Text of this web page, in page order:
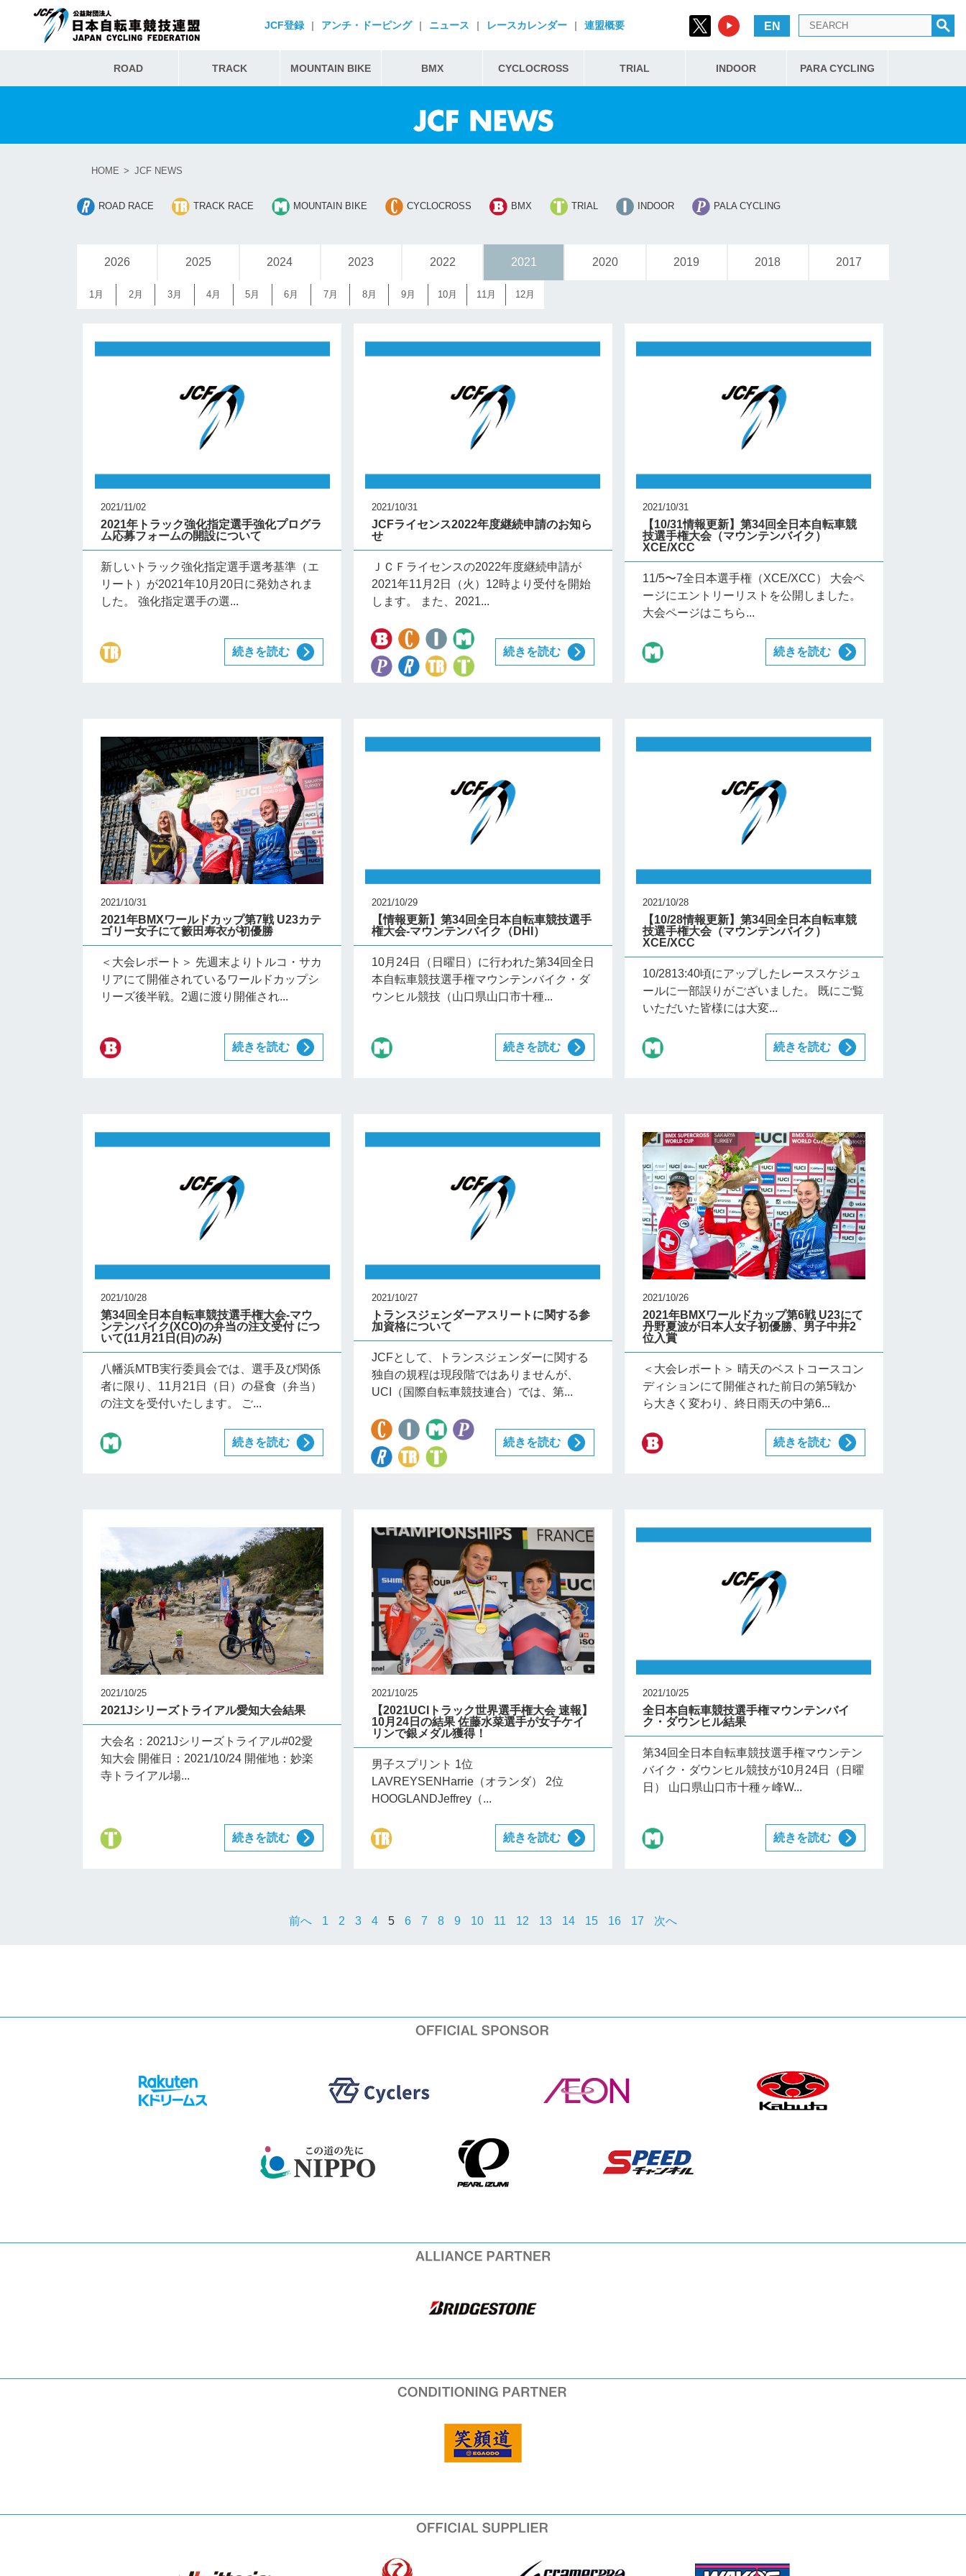
JCF登録 | アンチ・ドーピング | ニュース | レースカレンダー | 連盟概要 EN
ROAD TRACK MOUNTAIN BIKE BMX CYCLOCROSS TRIAL INDOOR PARA CYCLING
HOME JCF NEWS
ROAD RACE TRACK RACE MOUNTAIN BIKE CYCLOCROSS BMX TRIAL INDOOR PALA CYCLING
2026 2025 2024 2023 2022 2021 2020 2019 2018 2017
1月 2月 3月 4月 5月 6月 7月 8月 9月 10月 11月 12月
2021/11/02
2021年トラック強化指定選手強化プログラ
ム応募フォームの開設について
新しいトラック強化指定選手選考基準（エ
リート）が2021年10月20日に発効されま
した。 強化指定選手の選...
続きを読む
2021/10/31
JCFライセンス2022年度継続申請のお知ら
せ
ＪＣＦライセンスの2022年度継続申請が
2021年11月2日（火）12時より受付を開始
します。 また、2021...
続きを読む
2021/10/31
【10/31情報更新】第34回全日本自転車競
技選手権大会（マウンテンバイク）
XCE/XCC
11/5〜7全日本選手権（XCE/XCC） 大会ペ
ージにエントリーリストを公開しました。
大会ページはこちら...
続きを読む
2021/10/31
2021年BMXワールドカップ第7戦 U23カテ
ゴリー女子にて籔田寿衣が初優勝
＜大会レポート＞ 先週末よりトルコ・サカ
リアにて開催されているワールドカップシ
リーズ後半戦。2週に渡り開催され...
続きを読む
2021/10/29
【情報更新】第34回全日本自転車競技選手
権大会-マウンテンバイク（DHI）
10月24日（日曜日）に行われた第34回全日
本自転車競技選手権マウンテンバイク・ダ
ウンヒル競技（山口県山口市十種...
続きを読む
2021/10/28
【10/28情報更新】第34回全日本自転車競
技選手権大会（マウンテンバイク）
XCE/XCC
10/2813:40頃にアップしたレーススケジュ
ールに一部誤りがございました。 既にご覧
いただいた皆様には大変...
続きを読む
2021/10/28
第34回全日本自転車競技選手権大会-マウ
ンテンバイク(XCO)の弁当の注文受付 につ
いて(11月21日(日)のみ)
八幡浜MTB実行委員会では、選手及び関係
者に限り、11月21日（日）の昼食（弁当）
の注文を受付いたします。 ご...
続きを読む
2021/10/27
トランスジェンダーアスリートに関する参
加資格について
JCFとして、トランスジェンダーに関する
独自の規程は現段階ではありませんが、
UCI（国際自転車競技連合）では、第...
続きを読む
2021/10/26
2021年BMXワールドカップ第6戦 U23にて
丹野夏波が日本人女子初優勝、男子中井2
位入賞
＜大会レポート＞ 晴天のベストコースコン
ディションにて開催された前日の第5戦か
ら大きく変わり、終日雨天の中第6...
続きを読む
2021/10/25
2021Jシリーズトライアル愛知大会結果
大会名：2021Jシリーズトライアル#02愛
知大会 開催日：2021/10/24 開催地：妙楽
寺トライアル場...
続きを読む
2021/10/25
【2021UCIトラック世界選手権大会 速報】
10月24日の結果 佐藤水菜選手が女子ケイ
リンで銀メダル獲得！
男子スプリント 1位
LAVREYSENHarrie（オランダ） 2位
HOOGLANDJeffrey（...
続きを読む
2021/10/25
全日本自転車競技選手権マウンテンバイ
ク・ダウンヒル結果
第34回全日本自転車競技選手権マウンテン
バイク・ダウンヒル競技が10月24日（日曜
日） 山口県山口市十種ヶ峰W...
続きを読む
前へ 1 2 3 4 5 6 7 8 9 10 11 12 13 14 15 16 17 次へ